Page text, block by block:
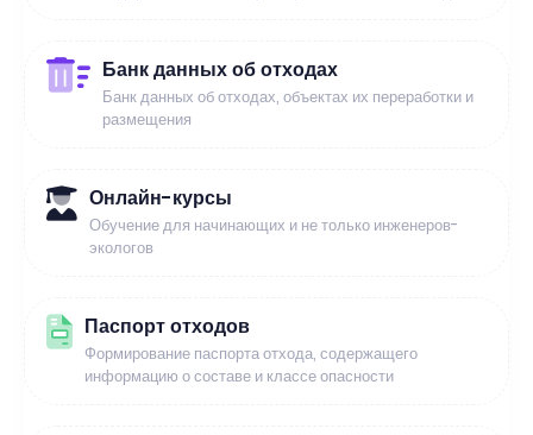
Банк данных об отходах
Банк данных об отходах, объектах их переработки и
размещения
Онлайн-курсы
Обучение для начинающих и не только инженеров-
экологов
Паспорт отходов
Формирование паспорта отхода, содержащего
информацию о составе и классе опасности